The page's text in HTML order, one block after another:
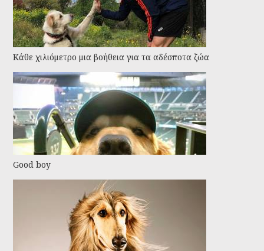
Kάθε χιλιόμετρο μια βοήθεια για τα αδέσποτα ζώα
Good boy